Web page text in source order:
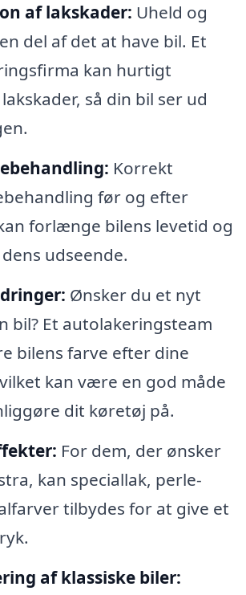
af lakskader: Uheld og
del af det at have bil. Et
kan hurtigt
så din bil ser ud
Korrekt
før og efter
forlænge bilens levetid og
udseende.
Ønsker du et nyt
bil? Et autolakeringsteam
bilens farve efter dine
kan være en god måde
dit køretøj på.
For dem, der ønsker
kan speciallak, perle-
tilbydes for at give et
af klassiske biler: